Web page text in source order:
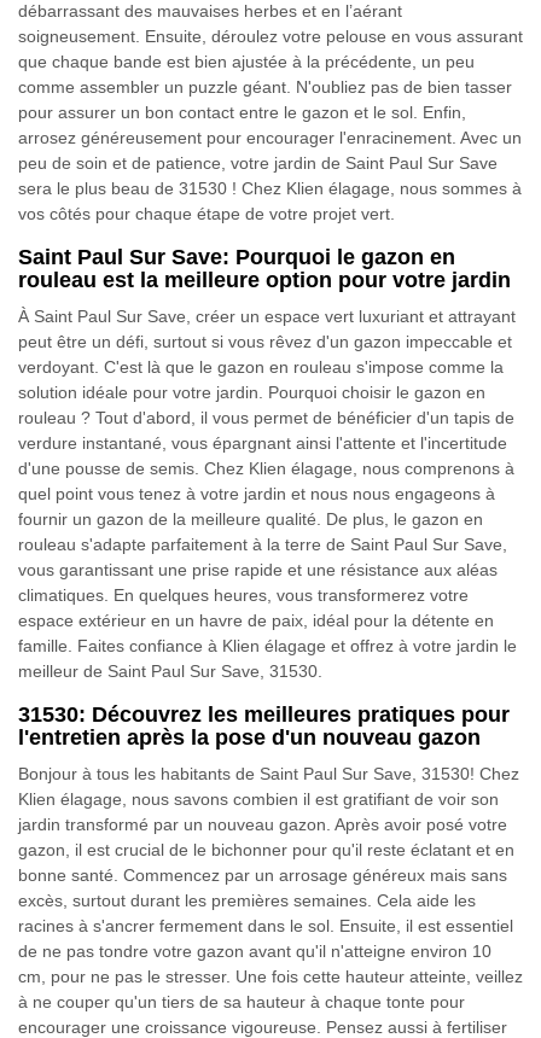
débarrassant des mauvaises herbes et en l’aérant
soigneusement. Ensuite, déroulez votre pelouse en vous assurant
que chaque bande est bien ajustée à la précédente, un peu
comme assembler un puzzle géant. N'oubliez pas de bien tasser
pour assurer un bon contact entre le gazon et le sol. Enfin,
arrosez généreusement pour encourager l'enracinement. Avec un
peu de soin et de patience, votre jardin de Saint Paul Sur Save
sera le plus beau de 31530 ! Chez Klien élagage, nous sommes à
vos côtés pour chaque étape de votre projet vert.
Saint Paul Sur Save: Pourquoi le gazon en
rouleau est la meilleure option pour votre jardin
À Saint Paul Sur Save, créer un espace vert luxuriant et attrayant
peut être un défi, surtout si vous rêvez d'un gazon impeccable et
verdoyant. C'est là que le gazon en rouleau s'impose comme la
solution idéale pour votre jardin. Pourquoi choisir le gazon en
rouleau ? Tout d'abord, il vous permet de bénéficier d'un tapis de
verdure instantané, vous épargnant ainsi l'attente et l'incertitude
d'une pousse de semis. Chez Klien élagage, nous comprenons à
quel point vous tenez à votre jardin et nous nous engageons à
fournir un gazon de la meilleure qualité. De plus, le gazon en
rouleau s'adapte parfaitement à la terre de Saint Paul Sur Save,
vous garantissant une prise rapide et une résistance aux aléas
climatiques. En quelques heures, vous transformerez votre
espace extérieur en un havre de paix, idéal pour la détente en
famille. Faites confiance à Klien élagage et offrez à votre jardin le
meilleur de Saint Paul Sur Save, 31530.
31530: Découvrez les meilleures pratiques pour
l'entretien après la pose d'un nouveau gazon
Bonjour à tous les habitants de Saint Paul Sur Save, 31530! Chez
Klien élagage, nous savons combien il est gratifiant de voir son
jardin transformé par un nouveau gazon. Après avoir posé votre
gazon, il est crucial de le bichonner pour qu'il reste éclatant et en
bonne santé. Commencez par un arrosage généreux mais sans
excès, surtout durant les premières semaines. Cela aide les
racines à s'ancrer fermement dans le sol. Ensuite, il est essentiel
de ne pas tondre votre gazon avant qu'il n'atteigne environ 10
cm, pour ne pas le stresser. Une fois cette hauteur atteinte, veillez
à ne couper qu'un tiers de sa hauteur à chaque tonte pour
encourager une croissance vigoureuse. Pensez aussi à fertiliser